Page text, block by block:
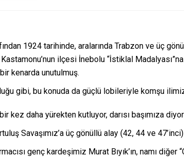
1924 tarihinde, aralarında Trabzon ve üç
ilçesi İnebolu “İstiklal
kenarda unutulmuş.
gibi, bu konuda da güçlü lobileriyle komşu
kez daha yürekten kutluyor, darısı başımıza
Savaşımız’a üç gönüllü alay (42, 44 ve
genç kardeşimiz Murat Bıyık’ın, namı